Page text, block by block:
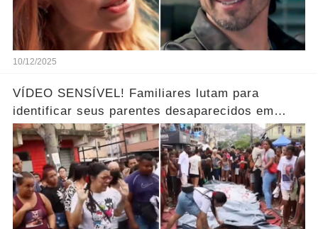
10/12/2025
VÍDEO SENSÍVEL! Familiares lutam para
identificar seus parentes desaparecidos em
meio aos corpos ao horror… Ver mais!